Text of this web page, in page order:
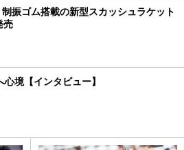
振ゴム搭載の新型スカッシュラケット
売
境【インタビュー】